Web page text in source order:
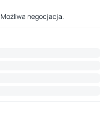
negocjacja.